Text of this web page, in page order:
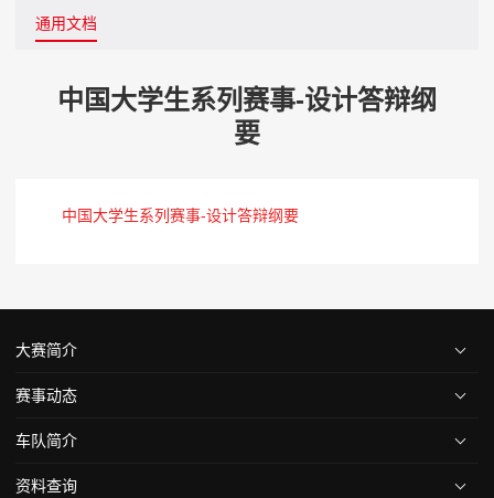
通用文档
中国大学生系列赛事-设计答辩纲
要
中国大学生系列赛事-设计答辩纲要
大赛简介
赛事动态
车队简介
资料查询